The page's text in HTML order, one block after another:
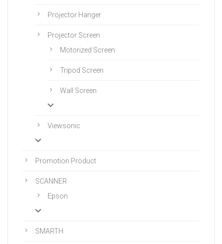
Projector Hanger
Projector Screen
Motorized Screen
Tripod Screen
Wall Screen
Viewsonic
Promotion Product
SCANNER
Epson
SMARTH